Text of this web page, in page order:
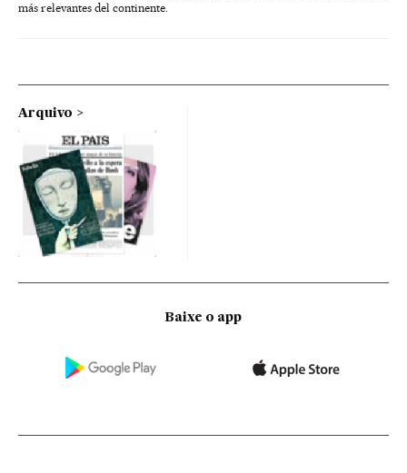
más relevantes del continente.
Arquivo
Baixe o app